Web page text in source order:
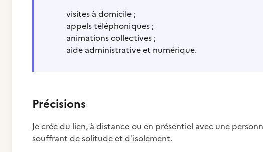
visites à domicile ;
appels téléphoniques ;
animations collectives ;
aide administrative et numérique.
Précisions
Je crée du lien, à distance ou en présentiel avec une
souffrant de solitude et d'isolement.